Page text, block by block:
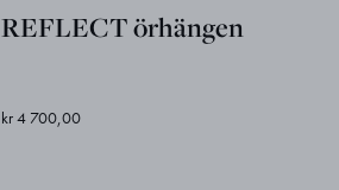
REFLECT örhängen
kr 4 700,00